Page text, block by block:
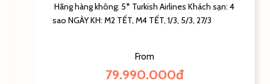
Hãng hàng không: 5* Turkish Airlines Khách sạn: 4
sao NGÀY KH: M2 TẾT, M4 TẾT, 1/3, 5/3, 27/3
From
79.990.000đ